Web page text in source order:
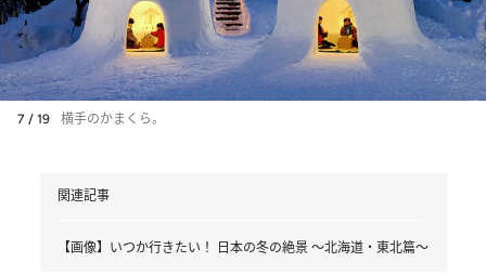
7 / 19 横手のかまくら。
関連記事
【画像】いつか行きたい！ 日本の冬の絶景 ～北海道・東北篇～